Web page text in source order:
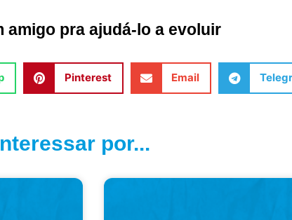
amigo pra ajudá-lo a evoluir
Pinterest Email
por...